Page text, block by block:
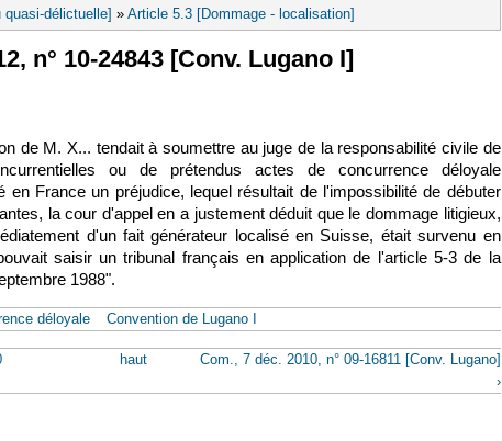
délictuelle] » Article 5.3 [Dommage - localisation]
n° 10-24843 [Conv. Lugano I]
de M. X... tendait à soumettre au juge de la responsabilité civile de
ou de prétendus actes de concurrence déloyale
en France un préjudice, lequel résultait de l'impossibilité de débuter
la cour d'appel en a justement déduit que le dommage litigieux,
d'un fait générateur localisé en Suisse, était survenu en
saisir un tribunal français en application de l'article 5-3 de la
externe)1988".
déloyale Convention de Lugano I
haut
Com., 7 déc. 2010, n° 09-16811 [Conv. Lugano]
›